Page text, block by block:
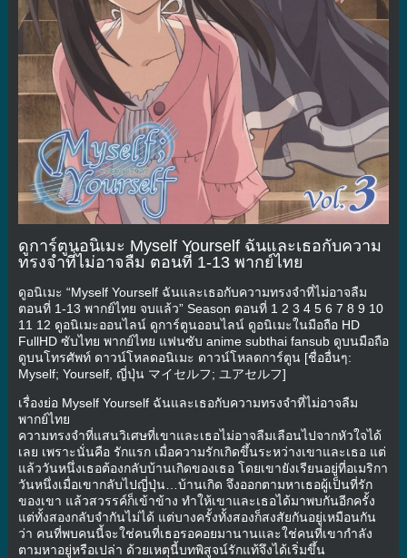
ดูการ์ตูนอนิเมะ Myself Yourself ฉันและเธอกับความ
ทรงจําที่ไม่อาจลืม ตอนที่ 1-13 พากย์ไทย
ดูอนิเมะ “Myself Yourself ฉันและเธอกับความทรงจําที่ไม่อาจลืม
ตอนที่ 1-13 พากย์ไทย จบแล้ว” Season ตอนที่ 1 2 3 4 5 6 7 8 9 10
11 12 ดูอนิเมะออนไลน์ ดูการ์ตูนออนไลน์ ดูอนิเมะในมือถือ HD
FullHD ซับไทย พากย์ไทย แฟนซับ anime subthai fansub ดูบนมือถือ
ดูบนโทรศัพท์ ดาวน์โหลดอนิเมะ ดาวน์โหลดการ์ตูน [ชื่ออื่นๆ:
Myself; Yourself, ญี่ปุ่น マイセルフ; ユアセルフ]
เรื่องย่อ Myself Yourself ฉันและเธอกับความทรงจําที่ไม่อาจลืม
พากย์ไทย
ความทรงจำที่แสนวิเศษที่เขาและเธอไม่อาจลืมเลือนไปจากหัวใจได้
เลย เพราะนั่นคือ รักแรก เมื่อความรักเกิดขึ้นระหว่างเขาและเธอ แต่
แล้ววันหนึ่งเธอต้องกลับบ้านเกิดของเธอ โดยเขายังเรียนอยู่ที่อเมริกา
วันหนึ่งเมื่อเขากลับไปญี่ปุ่น…บ้านเกิด จึงออกตามหาเธอผู้เป็นที่รัก
ของเขา แล้วสวรรค์ก็เข้าข้าง ทำให้เขาและเธอได้มาพบกันอีกครั้ง
แต่ทั้งสองกลับจำกันไม่ได้ แต่บางครั้งทั้งสองก็สงสัยกันอยู่เหมือนกัน
ว่า คนที่พบคนนี้จะใช่คนที่เธอรอคอยมานานและใช่คนที่เขากำลัง
ตามหาอยู่หรือเปล่า ด้วยเหตุนี้บทพิสูจน์รักแท้จึงได้เริ่มขึ้น